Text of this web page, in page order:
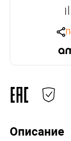
Описание